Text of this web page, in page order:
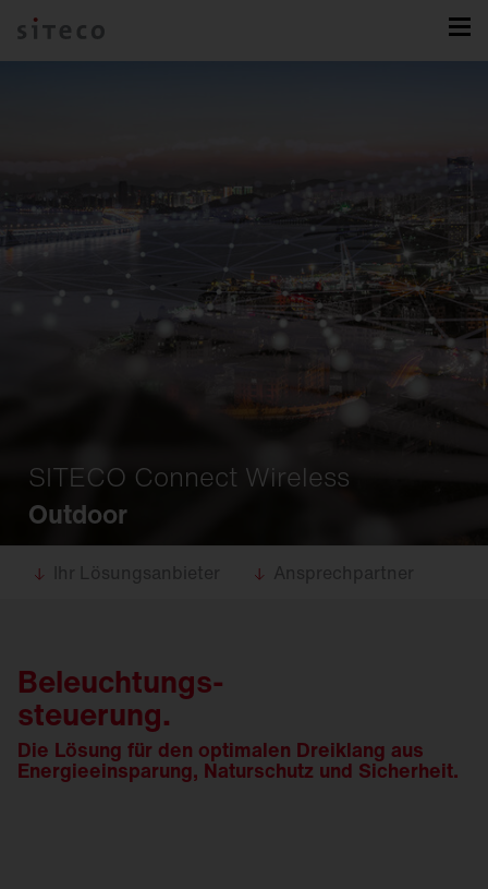
SITECO Connect Wireless
Outdoor
Ihr Lösungsanbieter Ansprechpartner
Beleuchtungs-
steuerung.
Die Lösung für den optimalen Dreiklang aus
Energieeinsparung, Naturschutz und Sicherheit.